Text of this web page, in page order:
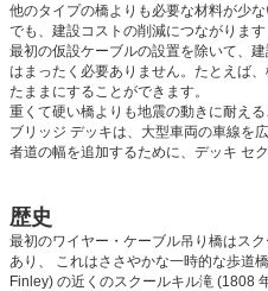
他のタイプの橋よりも必要な材料が少
でも、建設コストの削減につながります
最初の仮設ケーブルの設置を除いて、
はまったく必要ありません。たとえば
たままにすることができます。
重くて硬い橋よりも地震の動きに耐え
ブリッジ デッキは、大型車両の車線を
者道の幅を追加するために、デッキ セ
歴史
最初のワイヤー・ケーブル吊り橋はス
あり、 これはささやかな一時的な歩道
Finley) の近くのスクールキル滝 (1808